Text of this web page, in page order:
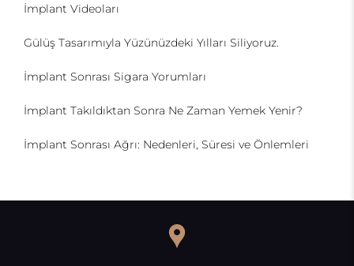
İmplant Videoları
Gülüş Tasarımıyla Yüzünüzdeki Yılları Siliyoruz.
İmplant Sonrası Sigara Yorumları
İmplant Takıldıktan Sonra Ne Zaman Yemek Yenir?
İmplant Sonrası Ağrı: Nedenleri, Süresi ve Önlemleri